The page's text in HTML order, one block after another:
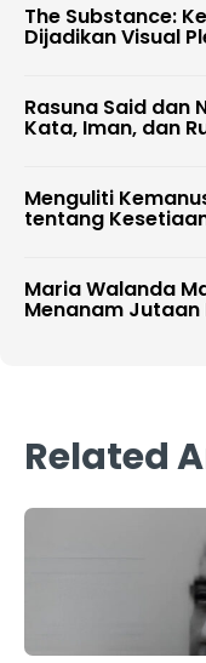
The Substance:
Dijadikan Visual
Rasuna Said dan
Kata, Iman, dan
Menguliti
tentang
Maria Walanda
Menanam Jutaan
Related